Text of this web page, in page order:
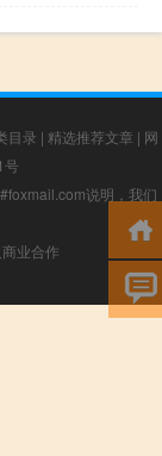
目录 | 精选推荐文章 | 网
号
说明，我们
业合作